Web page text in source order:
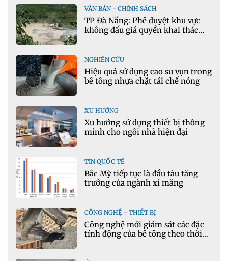
VĂN BẢN - CHÍNH SÁCH
TP Đà Nẵng: Phê duyệt khu vực
không đấu giá quyền khai thác
NGHIÊN CỨU
Hiệu quả sử dụng cao su vụn trong
bê tông nhựa chặt tái chế nóng
XU HƯỚNG
Xu hướng sử dụng thiết bị thông
minh cho ngôi nhà hiện đại
TIN QUỐC TẾ
Bắc Mỹ tiếp tục là đầu tàu tăng
trưởng của ngành xi măng
CÔNG NGHỆ - THIẾT BỊ
Công nghệ mới giám sát các đặc
tính động của bê tông theo thời